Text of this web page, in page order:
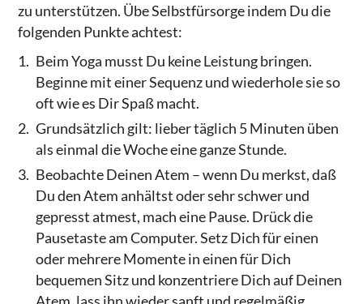
zu unterstützen. Übe Selbstfürsorge indem Du die
folgenden Punkte achtest:
Beim Yoga musst Du keine Leistung bringen.
Beginne mit einer Sequenz und wiederhole sie so
oft wie es Dir Spaß macht.
Grundsätzlich gilt: lieber täglich 5 Minuten üben
als einmal die Woche eine ganze Stunde.
Beobachte Deinen Atem – wenn Du merkst, daß
Du den Atem anhältst oder sehr schwer und
gepresst atmest, mach eine Pause. Drück die
Pausetaste am Computer. Setz Dich für einen
oder mehrere Momente in einen für Dich
bequemen Sitz und konzentriere Dich auf Deinen